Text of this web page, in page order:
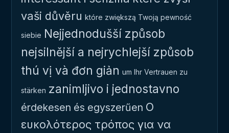
vaši důvěru które zwiększą Twoją pewność
siebie Nejjednodušší způsob
nejsilnější a nejrychlejší způsob
thú vị và đơn giản um Ihr Vertrauen zu
stärken zanimljivo i jednostavno
érdekesen és egyszerűen Ο
ευκολότερος τρόπος για να